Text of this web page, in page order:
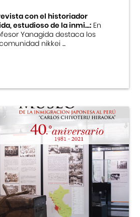
con el historiador
estudioso de la inmi...:En
Yanagida destaca los
nikkei ...